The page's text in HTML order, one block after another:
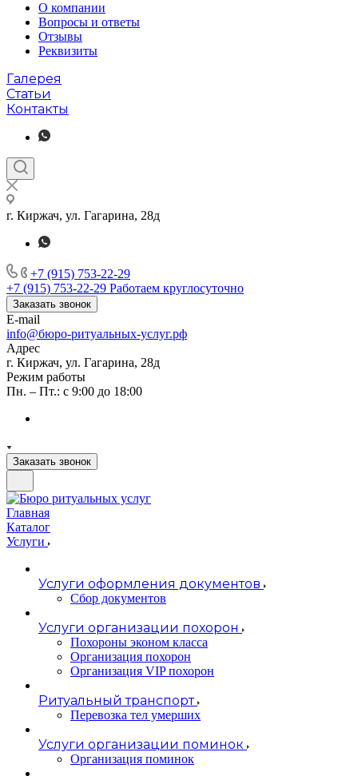
О компании
Вопросы и ответы
Отзывы
Реквизиты
Галерея
Статьи
Контакты
г. Киржач, ул. Гагарина, 28д
+7 (915) 753-22-29
+7 (915) 753-22-29 Работаем круглосуточно
Заказать звонок
E-mail
info@бюро-ритуальных-услуг.рф
Адрес
г. Киржач, ул. Гагарина, 28д
Режим работы
Пн. – Пт.: с 9:00 до 18:00
Заказать звонок
Главная
Каталог
Услуги
Услуги оформления документов
Сбор документов
Услуги организации похорон
Похороны эконом класса
Организация похорон
Организация VIP похорон
Ритуальный транспорт
Перевозка тел умерших
Услуги организации поминок
Организация поминок